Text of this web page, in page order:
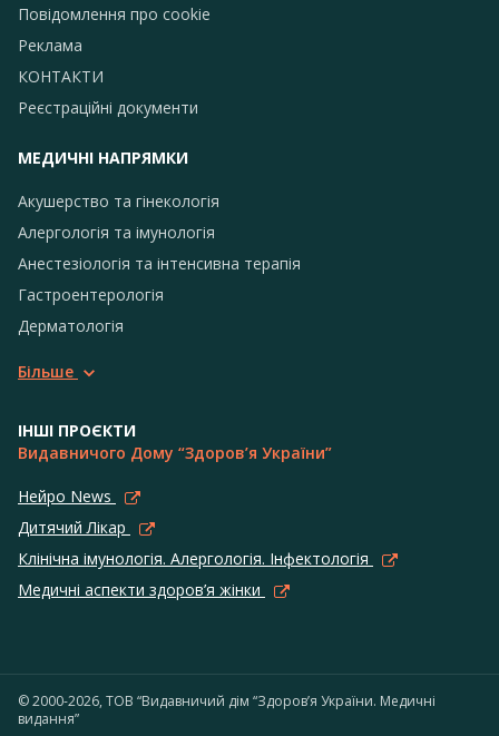
Повідомлення про сookie
Реклама
КОНТАКТИ
Реєстраційні документи
МЕДИЧНІ НАПРЯМКИ
Акушерство та гінекологія
Алергологія та імунологія
Анестезіологія та інтенсивна терапія
Гастроентерологія
Дерматологія
Більше
ІНШІ ПРОЄКТИ
Видавничого Дому “Здоров’я України”
Нейро News
Дитячий Лікар
Клінічна імунологія. Алергологія. Інфектологія
Медичні аспекти здоров’я жінки
© 2000-2026, ТОВ “Видавничий дім “Здоров’я України. Медичні
видання”